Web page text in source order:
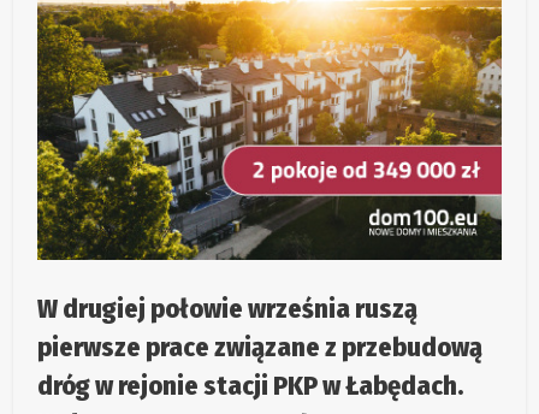
W drugiej połowie września ruszą
pierwsze prace związane z przebudową
dróg w rejonie stacji PKP w Łabędach.